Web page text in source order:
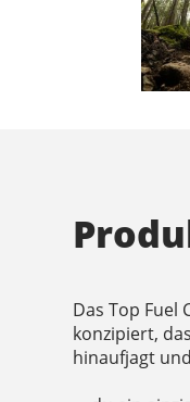
Das Top Fuel
konzipiert,
hinaufjagt